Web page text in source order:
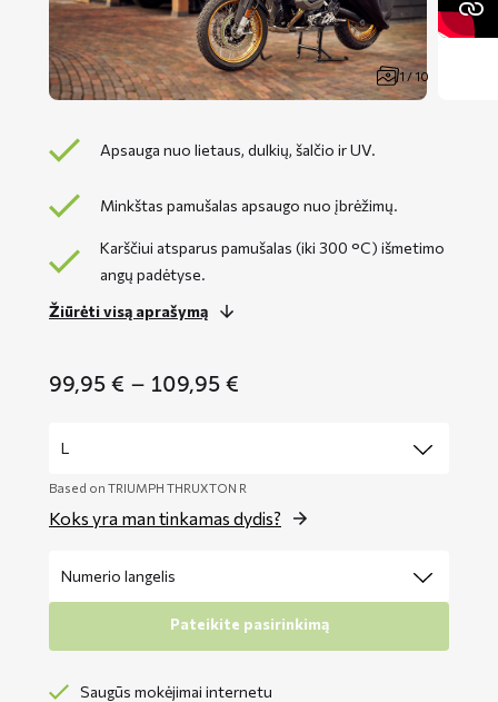
1 / 10
Apsauga nuo lietaus, dulkių, šalčio ir UV.
Minkštas pamušalas apsaugo nuo įbrėžimų.
Karščiui atsparus pamušalas (iki 300 °C) išmetimo
angų padėtyse.
Žiūrėti visą aprašymą
99,95 € – 109,95 €
Based on TRIUMPH THRUXTON R
Koks yra man tinkamas dydis?
Pateikite pasirinkimą
Saugūs mokėjimai internetu